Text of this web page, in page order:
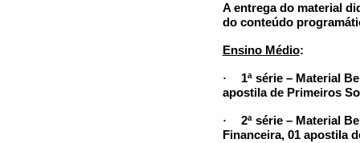
A entrega do material
do conteúdo
Ensino Médio:
· 1ª série – Material
apostila de Primeiros
· 2ª série – Material
Financeira, 01 apostila